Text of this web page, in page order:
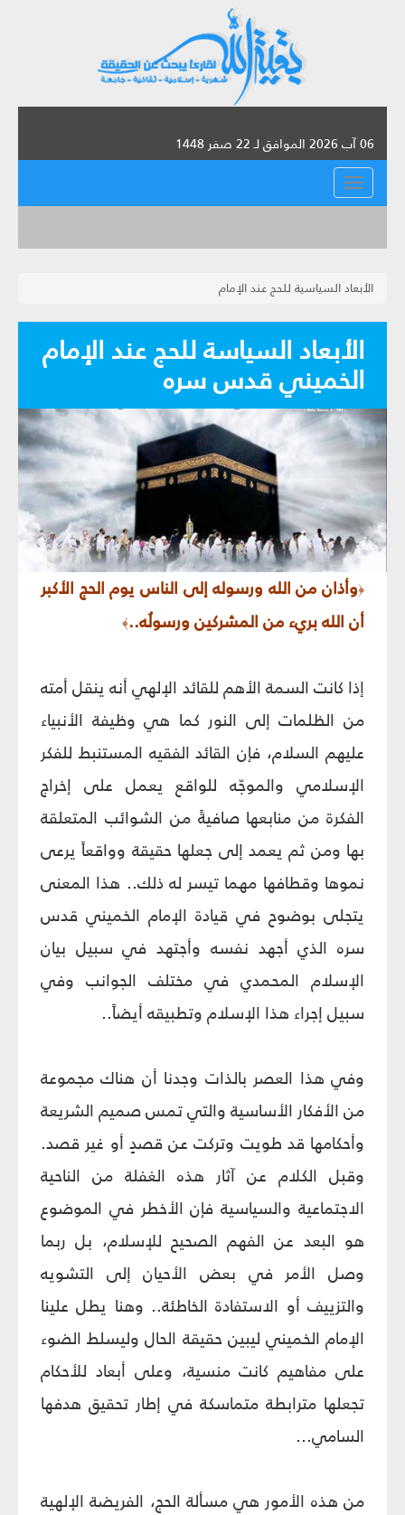
06 آب 2026 الموافق لـ 22 صفر 1448
القائمة
الأبعاد السياسية للحج عند الإمام
الأبعاد السياسة للحج عند الإمام
الخميني قدس سره
﴿وأذان من الله ورسوله إلى الناس يوم الحج الأكبر
أن الله بريء من المشركين ورسولُه..﴾
إذا كانت السمة الأهم للقائد الإلهي أنه ينقل أمته
من الظلمات إلى النور كما هي وظيفة الأنبياء
عليهم السلام، فإن القائد الفقيه المستنبط للفكر
الإسلامي والموجّه للواقع يعمل على إخراج
الفكرة من منابعها صافيةً من الشوائب المتعلقة
بها ومن ثم يعمد إلى جعلها حقيقة وواقعاً يرعى
نموها وقطافها مهما تيسر له ذلك.. هذا المعنى
يتجلى بوضوح في قيادة الإمام الخميني قدس
سره الذي أجهد نفسه وأجتهد في سبيل بيان
الإسلام المحمدي في مختلف الجوانب وفي
سبيل إجراء هذا الإسلام وتطبيقه أيضاً..
وفي هذا العصر بالذات وجدنا أن هناك مجموعة
من الأفكار الأساسية والتي تمس صميم الشريعة
وأحكامها قد طويت وتركت عن قصدٍ أو غير قصد.
وقبل الكلام عن آثار هذه الغفلة من الناحية
الاجتماعية والسياسية فإن الأخطر في الموضوع
هو البعد عن الفهم الصحيح للإسلام، بل ربما
وصل الأمر في بعض الأحيان إلى التشويه
والتزييف أو الاستفادة الخاطئة.. وهنا يطل علينا
الإمام الخميني ليبين حقيقة الحال وليسلط الضوء
على مفاهيم كانت منسية، وعلى أبعاد للأحكام
تجعلها مترابطة متماسكة في إطار تحقيق هدفها
السامي...
من هذه الأمور هي مسألة الحج، الفريضة الإلهية